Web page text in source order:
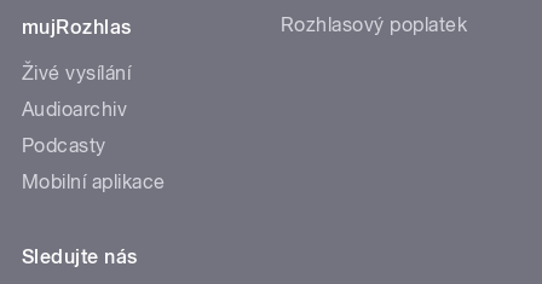
mujRozhlas
Živé vysílání
Audioarchiv
Podcasty
Mobilní aplikace
Rozhlasový poplatek
Sledujte nás